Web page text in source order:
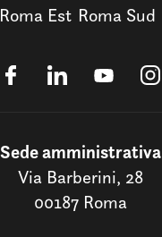
Roma Est Roma Sud
Sede amministrativa
Via Barberini, 28
00187 Roma